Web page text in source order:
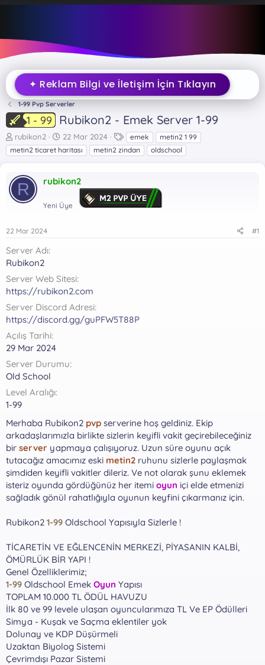
✦ Reklam Bilgi ve İletişim İçin Tıklayın
1-99 Pvp Serverler
1 - 99 Rubikon2 - Emek Server 1-99
K
o
n
u
u
ş
a
t
n
rubikon2
B
a
ş
a
g
ı
h
i
22 Mar 2024
E
t
i
t
l
e
emek
metin2 1 99
metin2 ticaret haritası
metin2 zindan oldschool
R rubikon2
Yeni Üye
22 Mar 2024 #1
Server Adı
Rubikon2
Server Web Sitesi
https://rubikon2.com
Server Discord Adresi
https://discord.gg/guPFW5T88P
Açılış Tarihi
29 Mar 2024
Server Durumu
Old School
Level Aralığı
1-99
Merhaba Rubikon2 pvp serverine hoş geldiniz. Ekip
arkadaşlarımızla birlikte sizlerin keyifli vakit geçirebileceğiniz
bir server yapmaya çalışıyoruz. Uzun süre oyunu açık
tutacağız amacımız eski metin2 ruhunu sizlerle paylaşmak
şimdiden keyifli vakitler dileriz. Ve not olarak şunu eklemek
isteriz oyunda gördüğünüz her itemi oyun içi elde etmenizi
sağladık gönül rahatlığıyla oyunun keyfini çıkarmanız için.
Rubikon2 1-99 Oldschool Yapısıyla Sizlerle !
TİCARETİN VE EĞLENCENİN MERKEZİ, PİYASANIN KALBİ,
ÖMÜRLÜK BİR YAPI !
Genel Özelliklerimiz;
1-99 Oldschool Emek Oyun Yapısı
TOPLAM 10.000 TL ÖDÜL HAVUZU
İlk 80 ve 99 levele ulaşan oyuncularımıza TL Ve EP Ödülleri
Simya - Kuşak ve Saçma eklentiler yok
Dolunay ve KDP Düşürmeli
Uzaktan Biyolog Sistemi
Çevrimdışı Pazar Sistemi